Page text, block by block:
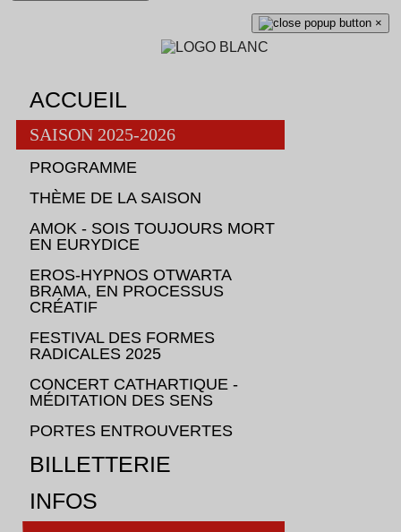
×
ACCUEIL
SAISON 2025-2026
PROGRAMME
THÈME DE LA SAISON
AMOK - SOIS TOUJOURS MORT
EN EURYDICE
EROS-HYPNOS OTWARTA
BRAMA, EN PROCESSUS
CRÉATIF
FESTIVAL DES FORMES
RADICALES 2025
CONCERT CATHARTIQUE -
MÉDITATION DES SENS
PORTES ENTROUVERTES
BILLETTERIE
INFOS